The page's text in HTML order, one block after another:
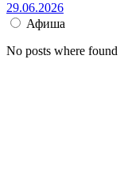
29.06.2026
Афиша
No posts where found